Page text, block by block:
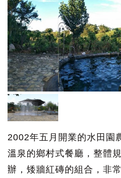
2002年五月開業的水田園
溫泉的鄉村式餐廳，整體
辦，矮牆紅磚的組合，非